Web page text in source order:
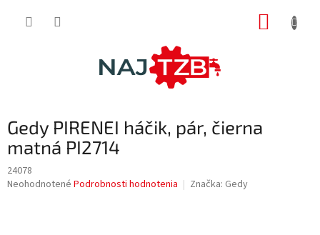
Gedy PIRENEI háčik, pár, čierna
matná PI2714
24078
Priemerné
Neohodnotené Podrobnosti hodnotenia Značka: Gedy